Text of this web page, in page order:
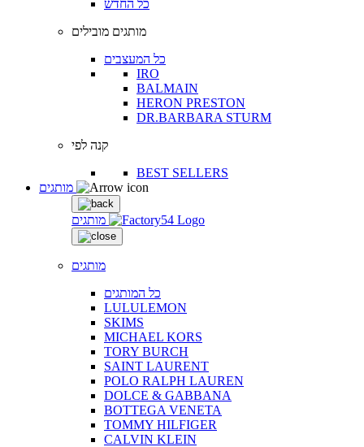
כל החדש
מותגים מובילים
כל המעצבים
IRO
BALMAIN
HERON PRESTON
DR.BARBARA STURM
קנה לפי
BEST SELLERS
מותגים
מותגים
כל המותגים
LULULEMON
SKIMS
MICHAEL KORS
TORY BURCH
SAINT LAURENT
POLO RALPH LAUREN
DOLCE & GABBANA
BOTTEGA VENETA
TOMMY HILFIGER
CALVIN KLEIN